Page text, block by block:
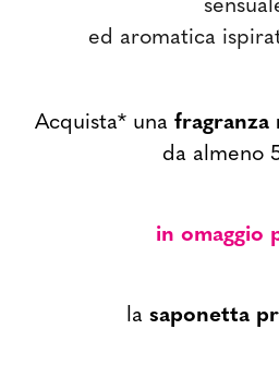
ed aromatica
Acquista* una fragranza
da almeno
in omaggio
la saponetta